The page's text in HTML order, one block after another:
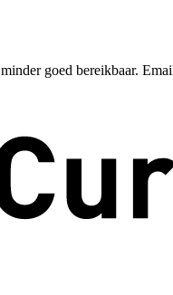
goed bereikbaar.